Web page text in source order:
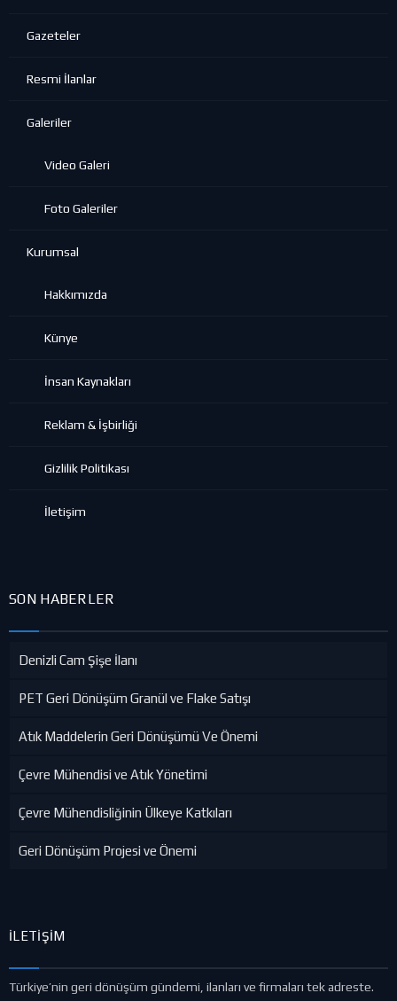
Gazeteler
Resmi İlanlar
Galeriler
Video Galeri
Foto Galeriler
Kurumsal
Hakkımızda
Künye
İnsan Kaynakları
Reklam & İşbirliği
Gizlilik Politikası
İletişim
SON HABERLER
Denizli Cam Şişe İlanı
PET Geri Dönüşüm Granül ve Flake Satışı
Atık Maddelerin Geri Dönüşümü Ve Önemi
Çevre Mühendisi ve Atık Yönetimi
Çevre Mühendisliğinin Ülkeye Katkıları
Geri Dönüşüm Projesi ve Önemi
İLETIŞIM
Türkiye’nin geri dönüşüm gündemi, ilanları ve firmaları tek adreste.